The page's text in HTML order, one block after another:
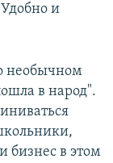
и
необычном
в народ".
бизнес в этом